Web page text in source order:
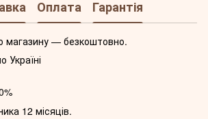
Оплата Гарантія
магазину — безкоштовно.
12 місяців.